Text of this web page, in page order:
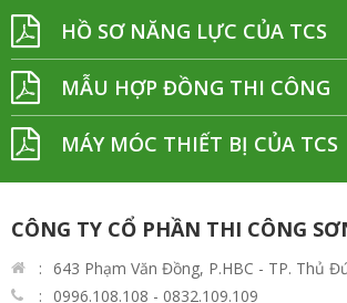
HỒ SƠ NĂNG LỰC CỦA TCS
MẪU HỢP ĐỒNG THI CÔNG
MÁY MÓC THIẾT BỊ CỦA TCS
CÔNG TY CỔ PHẦN THI CÔNG
643 Phạm Văn Đồng, P.HBC - TP. Thủ
0996.108.108 - 0832.109.109